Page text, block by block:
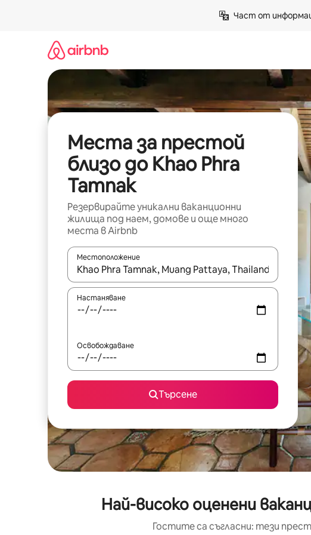
Част от
Места за престой
близо до Khao Phra
Tamnak
Резервирайте уникални ваканционни
жилища под наем, домове и още много
места в Airbnb
Местоположение
Когато резултатите се покажат, използвайте
Настаняване
Освобождаване
Търсене
Най-високо оценени
Гостите са съгласни: тези